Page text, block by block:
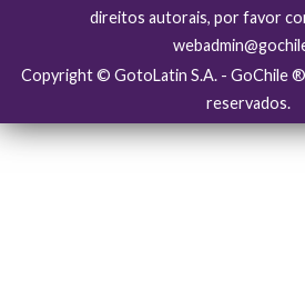
direitos autorais, por favor
Copyright © GotoLatin S.A. - GoChile
reservados.